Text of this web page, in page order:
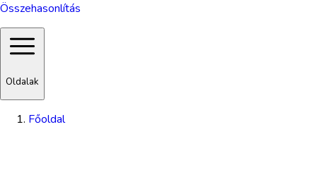
Összehasonlítás
Oldalak
Főoldal